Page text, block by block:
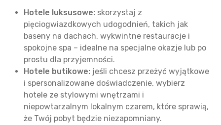
Hotele luksusowe: skorzystaj z
pięciogwiazdkowych udogodnień, takich jak
baseny na dachach, wykwintne restauracje i
spokojne spa – idealne na specjalne okazje lub po
prostu dla przyjemności.
Hotele butikowe: jeśli chcesz przeżyć wyjątkowe
i spersonalizowane doświadczenie, wybierz
hotele ze stylowymi wnętrzami i
niepowtarzalnym lokalnym czarem, które sprawią,
że Twój pobyt będzie niezapomniany.